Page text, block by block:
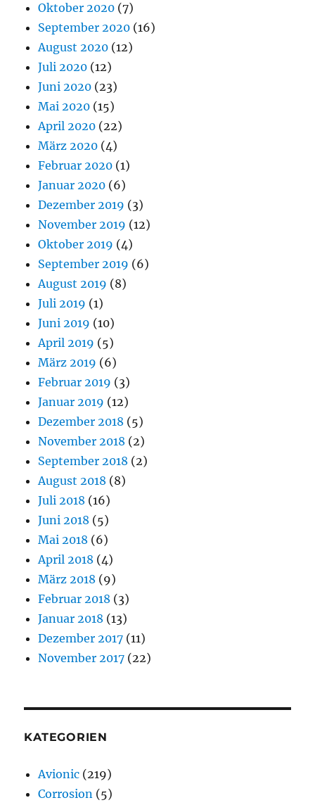
Oktober 2020 (7)
September 2020 (16)
August 2020 (12)
Juli 2020 (12)
Juni 2020 (23)
Mai 2020 (15)
April 2020 (22)
März 2020 (4)
Februar 2020 (1)
Januar 2020 (6)
Dezember 2019 (3)
November 2019 (12)
Oktober 2019 (4)
September 2019 (6)
August 2019 (8)
Juli 2019 (1)
Juni 2019 (10)
April 2019 (5)
März 2019 (6)
Februar 2019 (3)
Januar 2019 (12)
Dezember 2018 (5)
November 2018 (2)
September 2018 (2)
August 2018 (8)
Juli 2018 (16)
Juni 2018 (5)
Mai 2018 (6)
April 2018 (4)
März 2018 (9)
Februar 2018 (3)
Januar 2018 (13)
Dezember 2017 (11)
November 2017 (22)
KATEGORIEN
Avionic (219)
Corrosion (5)